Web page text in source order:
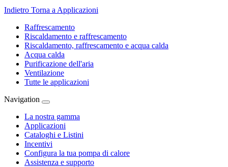
Indietro Torna a Applicazioni
Raffrescamento
Riscaldamento e raffrescamento
Riscaldamento, raffrescamento e acqua calda
Acqua calda
Purificazione dell'aria
Ventilazione
Tutte le applicazioni
Navigation
La nostra gamma
Applicazioni
Cataloghi e Listini
Incentivi
Configura la tua pompa di calore
Assistenza e supporto